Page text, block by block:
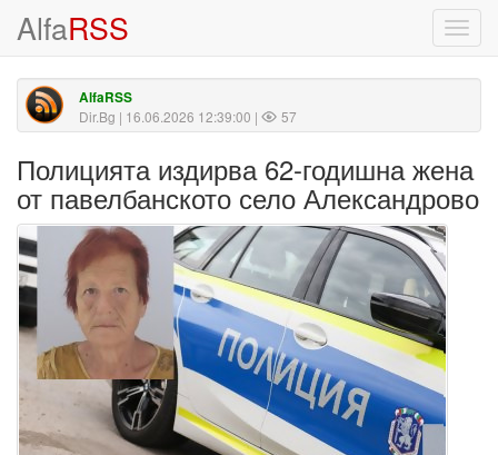
AlfaRSS
AlfaRSS
Dir.Bg | 16.06.2026 12:39:00 | 57
Полицията издирва 62-годишна жена
от павелбанското село Александрово